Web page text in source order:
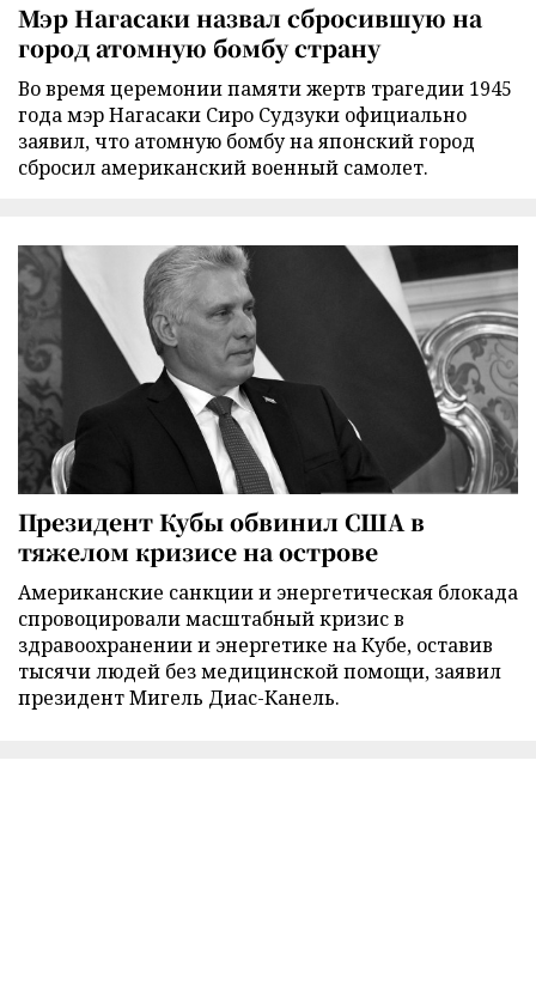
Мэр Нагасаки назвал сбросившую на
город атомную бомбу страну
Во время церемонии памяти жертв трагедии 1945
года мэр Нагасаки Сиро Судзуки официально
заявил, что атомную бомбу на японский город
сбросил американский военный самолет.
Президент Кубы обвинил США в
тяжелом кризисе на острове
Американские санкции и энергетическая блокада
спровоцировали масштабный кризис в
здравоохранении и энергетике на Кубе, оставив
тысячи людей без медицинской помощи, заявил
президент Мигель Диас-Канель.